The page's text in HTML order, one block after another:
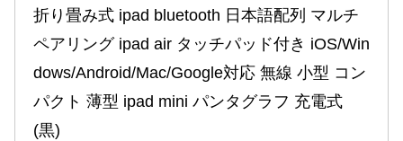
折り畳み式 ipad bluetooth 日本語配列 マルチ
ペアリング ipad air タッチパッド付き iOS/Win
dows/Android/Mac/Google対応 無線 小型 コン
パクト 薄型 ipad mini パンタグラフ 充電式
(黒)